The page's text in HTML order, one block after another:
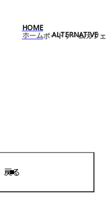
戻る
HOME
ホーム
ALTERNATIVE
ボードゲームカフェ